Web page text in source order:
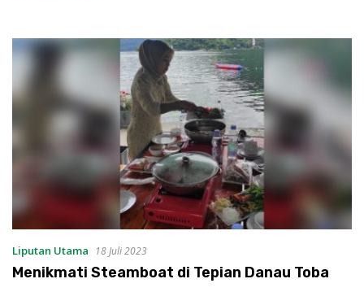
Liputan Utama 18 Juli 2023
Menikmati Steamboat di Tepian Danau Toba